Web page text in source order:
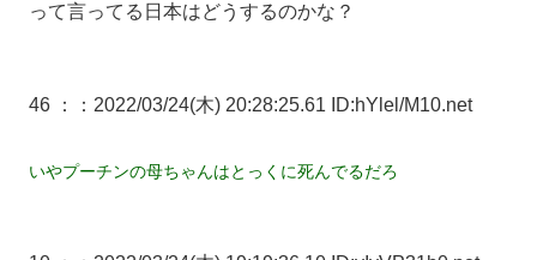
って言ってる日本はどうするのかな？
46 ： ：2022/03/24(木) 20:28:25.61 ID:hYlel/M10.net
いやプーチンの母ちゃんはとっくに死んでるだろ